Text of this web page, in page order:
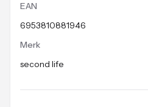
EAN
6953810881946
Merk
second life